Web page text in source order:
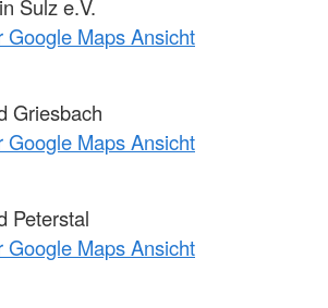
Sulz e.V.
Google Maps Ansicht
Griesbach
Google Maps Ansicht
Peterstal
Google Maps Ansicht